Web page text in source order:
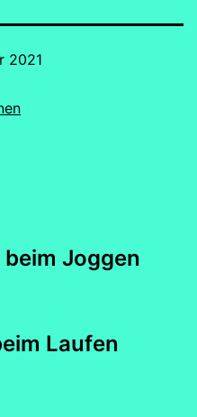
2021
Joggen
Laufen